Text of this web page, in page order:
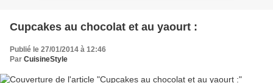
Cupcakes au chocolat et au yaourt :
Publié le 27/01/2014 à 12:46
Par CuisineStyle